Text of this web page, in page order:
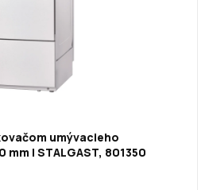
umývacieho
| STALGAST, 801350